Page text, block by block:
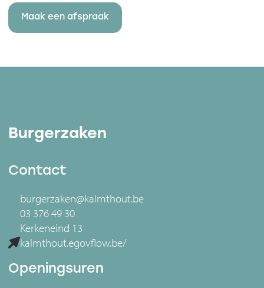
Maak een afspraak
Burgerzaken
Contact
burgerzaken@kalmthout.be
03 376 49 30
Kerkeneind 13
kalmthout.egovflow.be/
Openingsuren